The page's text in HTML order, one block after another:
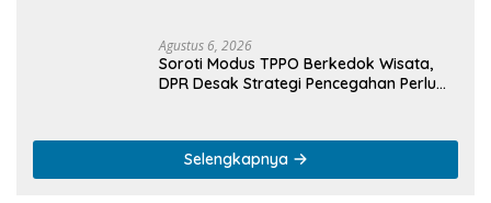
Agustus 6, 2026
Soroti Modus TPPO Berkedok Wisata,
DPR Desak Strategi Pencegahan Perlu
Selengkapnya